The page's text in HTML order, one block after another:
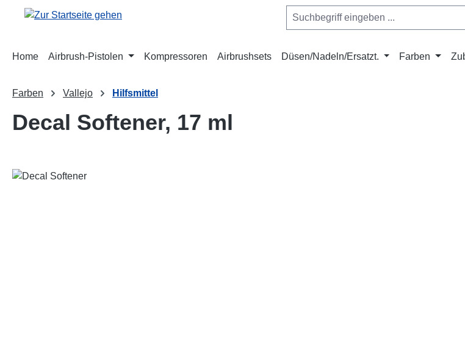
Hauptinhalt springen
Zur Suche springen
Zur Hauptnavigation springen
Home Airbrush-Pistolen Kompressoren Airbrushsets Düsen/Nadeln/Ersatzt. Farben
Farben Vallejo Hilfsmittel
Decal Softener, 17 ml
Bildergalerie überspringen